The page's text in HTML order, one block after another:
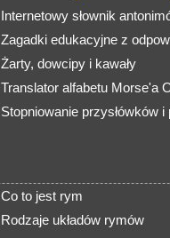
Internetowy słownik
Zagadki edukacyjne z
Żarty, dowcipy i kawały
Translator alfabetu Morse'a
Stopniowanie przysłówków
Co to jest rym
Rodzaje układów rymów